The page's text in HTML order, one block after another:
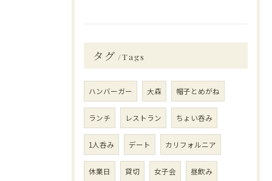
タグ Tags
ハンバーガー 大森 帽子とめがね
ランチ レストラン ちょい呑み
1人呑み デート カリフォルニア
休業日 貸切 女子会 昼飲み